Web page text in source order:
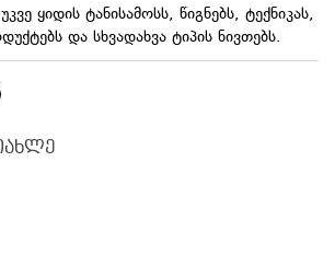
ყიდის ტანისამოსს, წიგნებს, ტექნიკას,
და სხვადახვა ტიპის ნივთებს.